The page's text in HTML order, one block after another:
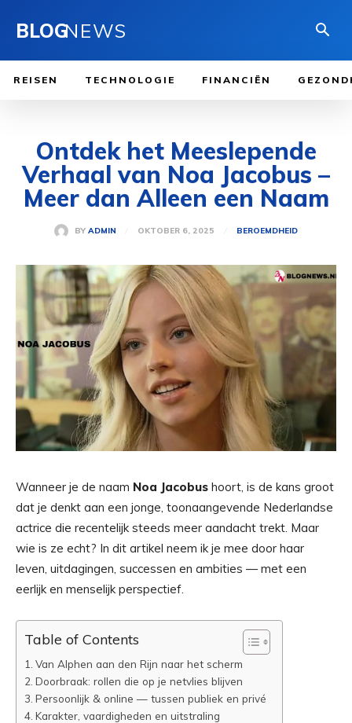
BLOGNEWS
REISEN TECHNOLOGIE FINANCIËN
Ontdek het Meeslepende
Verhaal van Noa Jacobus –
Meer dan Alleen een Naam
BY ADMIN OKTOBER 6, 2025 BEROEMDHEID
Wanneer je de naam Noa Jacobus hoort, is de kans groot
dat je denkt aan een jonge, toonaangevende Nederlandse
actrice die recentelijk steeds meer aandacht trekt. Maar
wie is ze echt? In dit artikel neem ik je mee door haar
leven, uitdagingen, successen en ambities — met een
eerlijk en menselijk perspectief.
Table of Contents
Van Alphen aan den Rijn naar het scherm
Doorbraak: rollen die op je netvlies blijven
Persoonlijk & online — tussen publiek en privé
Karakter, vaardigheden en uitstraling